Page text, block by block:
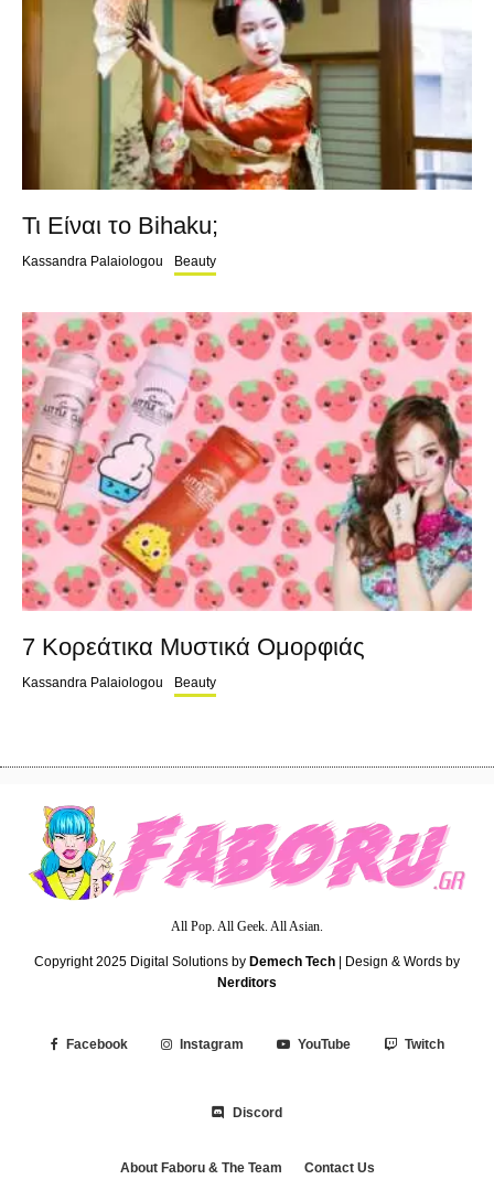
Τι Είναι το Bihaku;
Kassandra Palaiologou Beauty
7 Κορεάτικα Μυστικά Ομορφιάς
Kassandra Palaiologou Beauty
All Pop. All Geek. All Asian.
Copyright 2025 Digital Solutions by Demech Tech | Design & Words by
Nerditors
Facebook Instagram YouTube Twitch
Discord
About Faboru & The Team Contact Us